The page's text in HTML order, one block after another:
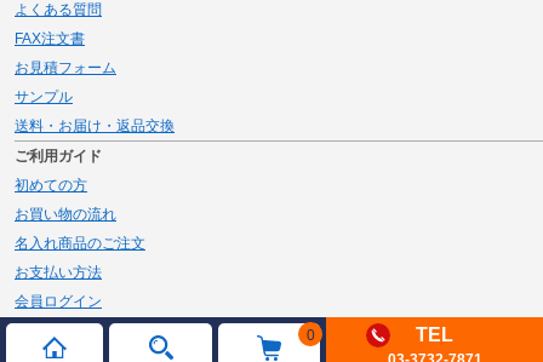
0 TEL
よくある質問
FAX注文書
お見積フォーム
サンプル
送料・お届け・返品交換
ご利用ガイド
初めての方
お買い物の流れ
名入れ商品のご注文
お支払い方法
会員ログイン
メルマガ登録